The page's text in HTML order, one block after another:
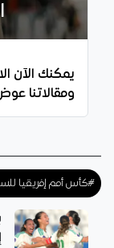
يمكنك الآن
ومقالاتنا
#كأس أمم إفريقيا